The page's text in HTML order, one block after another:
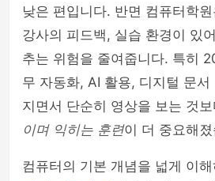
낮은 편입니다. 반면 컴퓨터학
강사의 피드백, 실습 환경이 있
추는 위험을 줄여줍니다. 특히
무 자동화, AI 활용, 디지털 문서
지면서 단순히 영상을 보는 것
이며 익히는 훈련이 더 중요해
컴퓨터의 기본 개념을 넓게 이